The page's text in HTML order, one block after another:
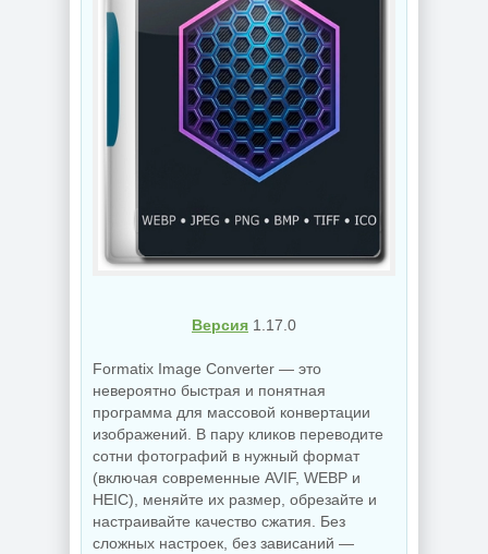
Версия 1.17.0
Formatix Image Converter — это
невероятно быстрая и понятная
программа для массовой конвертации
изображений. В пару кликов переводите
сотни фотографий в нужный формат
(включая современные AVIF, WEBP и
HEIC), меняйте их размер, обрезайте и
настраивайте качество сжатия. Без
сложных настроек, без зависаний —